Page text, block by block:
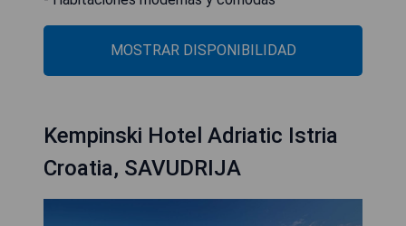
MOSTRAR DISPONIBILIDAD
Kempinski Hotel Adriatic Istria
Croatia, SAVUDRIJA